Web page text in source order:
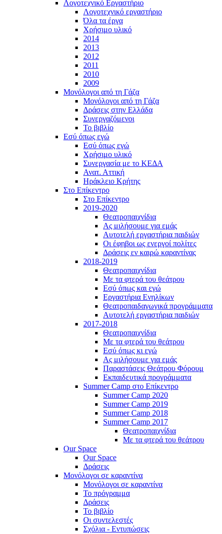
Λογοτεχνικό Εργαστήριο
Λογοτεχνικό εργαστήριο
Όλα τα έργα
Χρήσιμο υλικό
2014
2013
2012
2011
2010
2009
Μονόλογοι από τη Γάζα
Μονόλογοι από τη Γάζα
Δράσεις στην Ελλάδα
Συνεργαζόμενοι
To βιβλίο
Εσύ όπως εγώ
Εσύ όπως εγώ
Χρήσιμο υλικό
Συνεργασία με το ΚΕΔΑ
Ανατ. Αττική
Ηράκλειο Κρήτης
Στο Επίκεντρο
Στο Επίκεντρο
2019-2020
Θεατροπαιχνίδια
Ας μιλήσουμε για εμάς
Αυτοτελή εργαστήρια παιδιών
Οι έφηβοι ως ενεργοί πολίτες
Δράσεις εν καιρώ καραντίνας
2018-2019
Θεατροπαιχνίδια
Με τα φτερά του θεάτρου
Εσύ όπως και εγώ
Εργαστήρια Ενηλίκων
Θεατροπαιδαγωγικά προγράμματα
Αυτοτελή εργαστήρια παιδιών
2017-2018
Θεατροπαιχνίδια
Με τα φτερά του θεάτρου
Εσύ όπως κι εγώ
Ας μιλήσουμε για εμάς
Παραστάσεις Θεάτρου Φόρουμ
Εκπαιδευτικά προγράμματα
Summer Camp στο Επίκεντρο
Summer Camp 2020
Summer Camp 2019
Summer Camp 2018
Summer Camp 2017
Θεατροπαιχνίδια
Με τα φτερά του θεάτρου
Our Space
Our Space
Δράσεις
Μονόλογοι σε καραντίνα
Μονόλογοι σε καραντίνα
Το πρόγραμμα
Δράσεις
Το βιβλίο
Οι συντελεστές
Σχόλια - Εντυπώσεις